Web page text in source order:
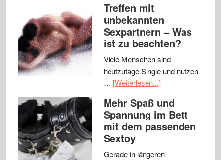
Treffen mit
unbekannten
Sexpartnern – Was
ist zu beachten?
Viele Menschen sind
heutzutage Single und nutzen
… [Weiterlesen...]
Mehr Spaß und
Spannung im Bett
mit dem passenden
Sextoy
Gerade in längeren